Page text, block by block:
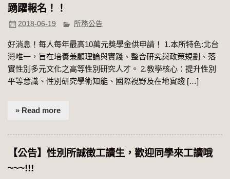
踴躍報名！！
2018-06-19 所務公告
好消息！每人每年最高10萬元獎學金供申請！ 1.本所特色:北台
灣唯一，旨在培養兼顧理論與實踐、整合研究與政策規劃、落
實性別多元文化之高等性別研究人才。 2.教學核心：提升性別
平等意識、性別研究學術知能、國際視野及在地實踐 […]
» Read more
【公告】性別所誠徵工讀生，歡迎同學來工讀哦
~~~!!!